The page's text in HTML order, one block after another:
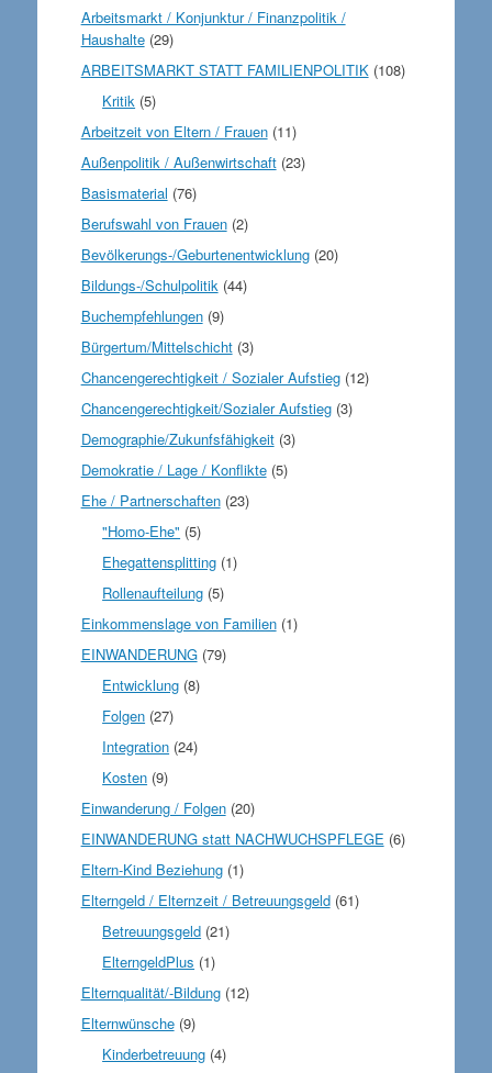
Arbeitsmarkt / Konjunktur / Finanzpolitik /
Haushalte(29)
ARBEITSMARKT STATT FAMILIENPOLITIK(108)
Kritik (5)
Arbeitzeit von Eltern / Frauen(11)
Außenpolitik / Außenwirtschaft(23)
Basismaterial (76)
Berufswahl von Frauen(2)
Bevölkerungs-/Geburtenentwicklung(20)
Bildungs-/Schulpolitik(44)
Buchempfehlungen(9)
Bürgertum/Mittelschicht(3)
Chancengerechtigkeit / Sozialer Aufstieg(12)
Chancengerechtigkeit/Sozialer Aufstieg(3)
Demographie/Zukunfsfähigkeit(3)
Demokratie / Lage / Konflikte(5)
Ehe / Partnerschaften(23)
"Homo-Ehe" (5)
Ehegattensplitting (1)
Rollenaufteilung (5)
Einkommenslage von Familien(1)
EINWANDERUNG(79)
Entwicklung (8)
Folgen (27)
Integration (24)
Kosten (9)
Einwanderung / Folgen(20)
EINWANDERUNG statt NACHWUCHSPFLEGE (6)
Eltern-Kind Beziehung(1)
Elterngeld / Elternzeit / Betreuungsgeld(61)
Betreuungsgeld (21)
ElterngeldPlus (1)
Elternqualität/-Bildung(12)
Elternwünsche(9)
Kinderbetreuung (4)